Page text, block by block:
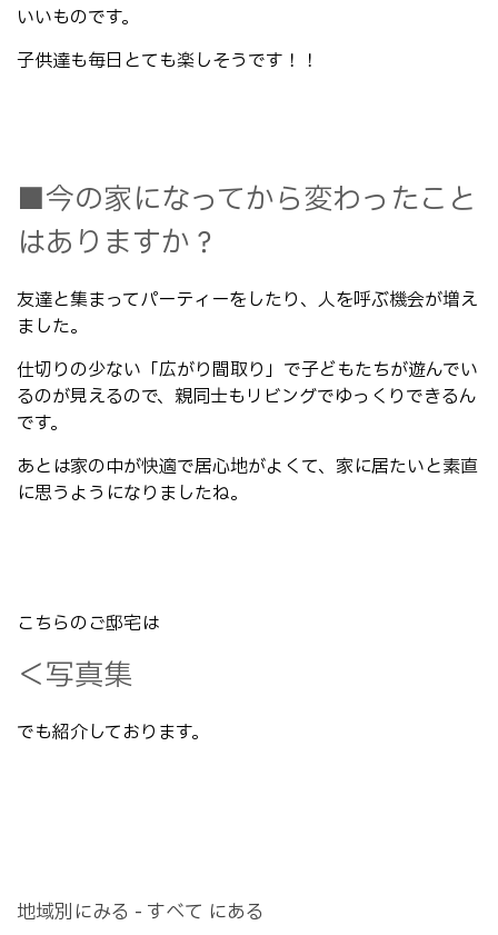
いいものです。
子供達も毎日とても楽しそうです！！
■今の家になってから変わったこと
はありますか？
友達と集まってパーティーをしたり、人を呼ぶ機会が増え
ました。
仕切りの少ない「広がり間取り」で子どもたちが遊んでい
るのが見えるので、親同士もリビングでゆっくりできるん
です。
あとは家の中が快適で居心地がよくて、家に居たいと素直
に思うようになりましたね。
こちらのご邸宅は
＜写真集
でも紹介しております。
地域別にみる - すべて にある